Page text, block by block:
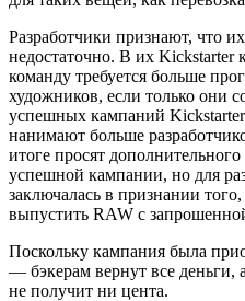
Разработчики признают, что
недостаточно. В их Kickstarter
команду требуется больше
художников, если только они
успешных кампаний Kickstarter
нанимают больше
итоге просят
успешной кампании, но для
заключалась в признании
выпустить RAW с
Поскольку кампания была
— бэкерам вернут все деньги,
не получит ни цента.